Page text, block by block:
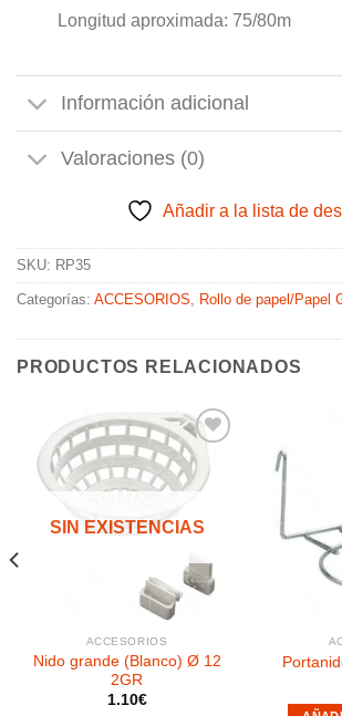
Longitud aproximada: 75/80m
Información adicional
Valoraciones (0)
Añadir a la lista de
SKU: RP35
Categorías: ACCESORIOS Rollo de papel/Papel
PRODUCTOS RELACIONADOS
lista de
SIN EXISTENCIAS
ACCESORIOS
Nido grande (Blanco) Ø 12
2GR
1.10€